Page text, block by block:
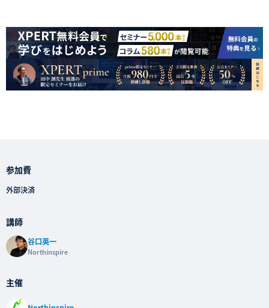
参加費
外部決済
講師
谷口英一
Northinspire
主催